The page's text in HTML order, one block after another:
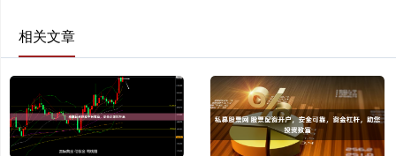
相关文章